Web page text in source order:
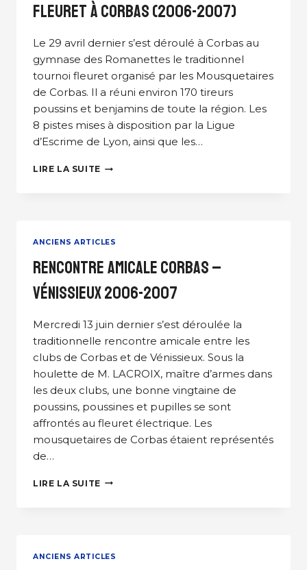
fleuret à Corbas (2006-2007)
Le 29 avril dernier s’est déroulé à Corbas au
gymnase des Romanettes le traditionnel
tournoi fleuret organisé par les Mousquetaires
de Corbas. Il a réuni environ 170 tireurs
poussins et benjamins de toute la région. Les
8 pistes mises à disposition par la Ligue
d’Escrime de Lyon, ainsi que les…
LIRE LA SUITETOURNOI
À
(2006-
ANCIENS ARTICLES
Rencontre amicale Corbas –
Vénissieux 2006-2007
Mercredi 13 juin dernier s’est déroulée la
traditionnelle rencontre amicale entre les
clubs de Corbas et de Vénissieux. Sous la
houlette de M. LACROIX, maître d’armes dans
les deux clubs, une bonne vingtaine de
poussins, poussines et pupilles se sont
affrontés au fleuret électrique. Les
mousquetaires de Corbas étaient représentés
de…
LIRE LA SUITERENCONTRE
2007
ANCIENS ARTICLES